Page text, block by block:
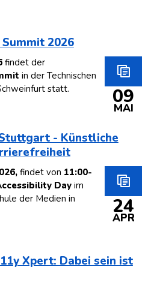
2026
09
MAI
findet der
in der Technischen
statt.
- Künstliche
24
APR
findet von 11:00-
Dayim
der Medien in
Xpert: Dabei sein ist